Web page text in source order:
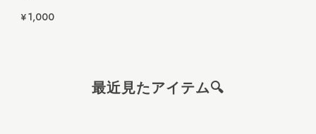
¥1,000
最近見たアイテム🔍